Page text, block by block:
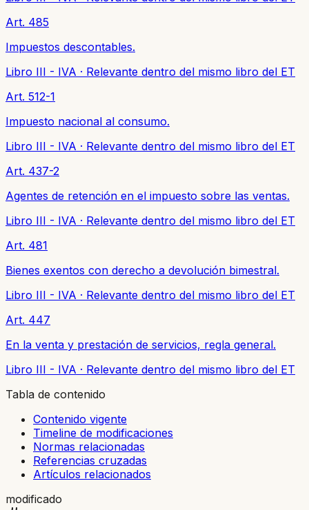
Art. 485
Impuestos descontables.
Libro III - IVA · Relevante dentro del mismo libro del ET
Art. 512-1
Impuesto nacional al consumo.
Libro III - IVA · Relevante dentro del mismo libro del ET
Art. 437-2
Agentes de retención en el impuesto sobre las ventas.
Libro III - IVA · Relevante dentro del mismo libro del ET
Art. 481
Bienes exentos con derecho a devolución bimestral.
Libro III - IVA · Relevante dentro del mismo libro del ET
Art. 447
En la venta y prestación de servicios, regla general.
Libro III - IVA · Relevante dentro del mismo libro del ET
Tabla de contenido
Contenido vigente
Timeline de modificaciones
Normas relacionadas
Referencias cruzadas
Artículos relacionados
modificado